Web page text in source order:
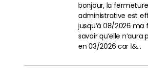
bonjour, la fermeture
administrative est
jusqu’à 08/2026 ma
savoir qu’elle n’aura
en 03/2026 car l&...